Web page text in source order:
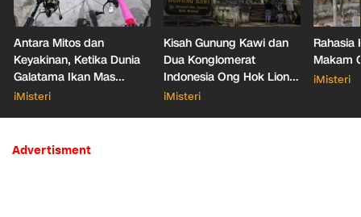
Antara Mitos dan
Keyakinan, Ketika Dunia
Galatama Ikan Mas
Bersentuhan dengan Hal
iMisteri
Kisah Gunung Kawi dan
Dua Konglomerat
Indonesia Ong Hok Liong
hingga Liem Sioe Liong
iMisteri
Rahasia
Makam
iMisteri
Advertisment